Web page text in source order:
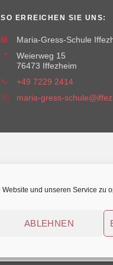
und unseren Service zu
ABLEHNEN
SO ERREICHEN SIE UNS:
🏫
Maria-Gress-Schule
📍
Weierweg 15
76473 Iffezheim
📞
+49 7229 2414
✉️
maria-gress-